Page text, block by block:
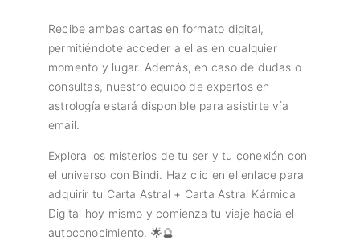
Recibe ambas cartas en formato digital,
permitiéndote acceder a ellas en cualquier
momento y lugar. Además, en caso de dudas o
consultas, nuestro equipo de expertos en
astrología estará disponible para asistirte vía
email.
Explora los misterios de tu ser y tu conexión con
el universo con Bindi. Haz clic en el enlace para
adquirir tu Carta Astral + Carta Astral Kármica
Digital hoy mismo y comienza tu viaje hacia el
autoconocimiento. 🌟🔮